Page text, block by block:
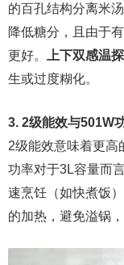
的百孔结构分离米
降低糖分，且由于
更好。
上下双感温
生或过度糊化。
3. 2级能效与501W
2级能效意味着更高
功率对于3L容量而
速烹饪（如快煮饭
的加热，避免溢锅